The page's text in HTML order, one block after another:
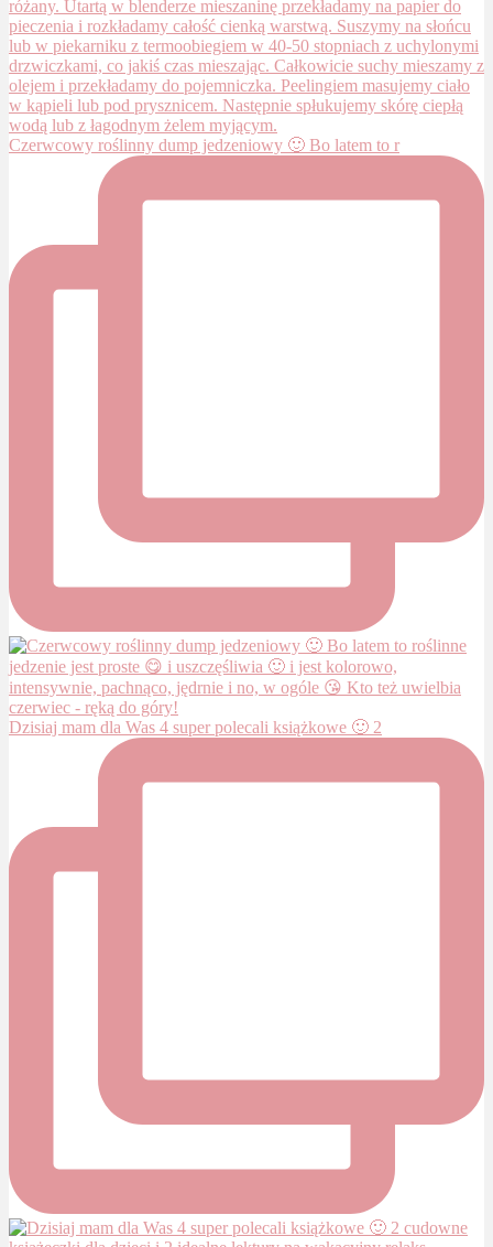
Czerwcowy roślinny dump jedzeniowy 🙂 Bo latem to r
Dzisiaj mam dla Was 4 super polecali książkowe 🙂 2